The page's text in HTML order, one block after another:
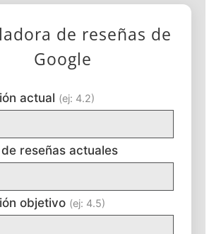
de reseñas de
Google
actual (ej: 4.2)
reseñas actuales
objetivo (ej: 4.5)